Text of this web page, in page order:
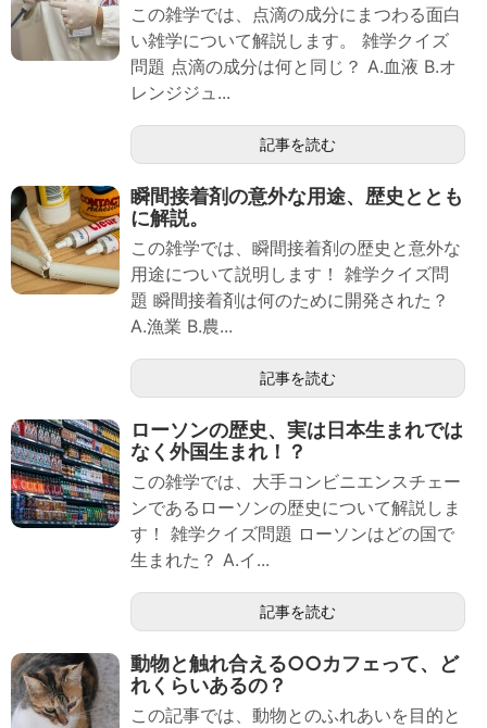
この雑学では、点滴の成分にまつわる面白
い雑学について解説します。 雑学クイズ
問題 点滴の成分は何と同じ？ A.血液 B.オ
レンジジュ...
記事を読む
瞬間接着剤の意外な用途、歴史ととも
に解説。
この雑学では、瞬間接着剤の歴史と意外な
用途について説明します！ 雑学クイズ問
題 瞬間接着剤は何のために開発された？
A.漁業 B.農...
記事を読む
ローソンの歴史、実は日本生まれでは
なく外国生まれ！？
この雑学では、大手コンビニエンスチェー
ンであるローソンの歴史について解説しま
す！ 雑学クイズ問題 ローソンはどの国で
生まれた？ A.イ...
記事を読む
動物と触れ合える○○カフェって、ど
れくらいあるの？
この記事では、動物とのふれあいを目的と